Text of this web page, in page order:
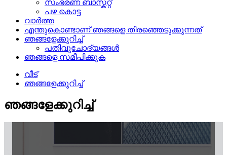
സംഭരണ ​​ബാസ്കറ്റ്
പഴ കൊട്ട
വാർത്ത
എന്തുകൊണ്ടാണ് ഞങ്ങളെ തിരഞ്ഞെടുക്കുന്നത്
ഞങ്ങളേക്കുറിച്ച്
പതിവുചോദ്യങ്ങൾ
ഞങ്ങളെ സമീപിക്കുക
വീട്
ഞങ്ങളേക്കുറിച്ച്
ഞങ്ങളേക്കുറിച്ച്